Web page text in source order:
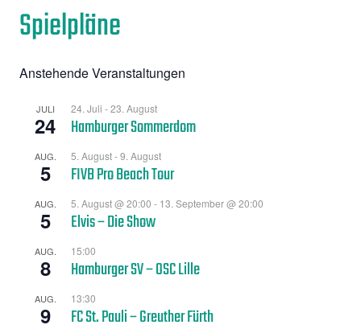
Spielpläne
Anstehende Veranstaltungen
JULI
24
24. Juli -23. August
Hamburger Sommerdom
AUG.
5
5. August-9. August
FIVB Pro Beach Tour
AUG.
5
5. August @ 20:00 - 13. September @ 20:00
Elvis – Die Show
AUG.
8
15:00
Hamburger SV – OSC Lille
AUG.
9
13:30
FC St. Pauli – Greuther Fürth